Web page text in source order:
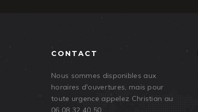
CONTACT
Nous sommes disponibles aux
horaires d'ouvertures, mais pour
toute urgence appelez Christian au
06 08 32 40 50